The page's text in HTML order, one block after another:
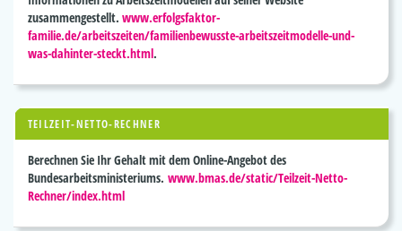
zusammengestellt. www.erfolgsfaktor-
familie.de/arbeitszeiten/familienbewusste-arbeitszeitmodelle-und-
was-dahinter-steckt.html.
TEILZEIT-NETTO-RECHNER
Berechnen Sie Ihr Gehalt mit dem Online-Angebot des
Bundesarbeitsministeriums. www.bmas.de/static/Teilzeit-Netto-
Rechner/index.html